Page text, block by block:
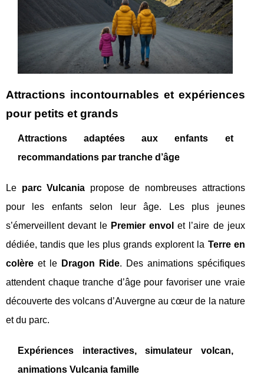
Attractions incontournables et expériences
pour petits et grands
Attractions adaptées aux enfants et
recommandations par tranche d’âge
Le parc Vulcania propose de nombreuses attractions
pour les enfants selon leur âge. Les plus jeunes
s’émerveillent devant le Premier envol et l’aire de jeux
dédiée, tandis que les plus grands explorent la Terre en
colère et le Dragon Ride. Des animations spécifiques
attendent chaque tranche d’âge pour favoriser une vraie
découverte des volcans d’Auvergne au cœur de la nature
et du parc.
Expériences interactives, simulateur volcan,
animations Vulcania famille